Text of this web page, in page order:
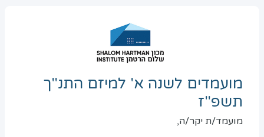
מועמדים לשנה א' למיזם התנ"ך
תשפ"ז
מועמד/ת יקר/ה,